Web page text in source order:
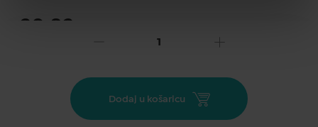
20,82
Za borbu protiv štetnih učinaka UV-zraka i za zaštitu
dragocjenog genetskog kapitala dječje kože Laboratoriji
Dodaj u košaricu